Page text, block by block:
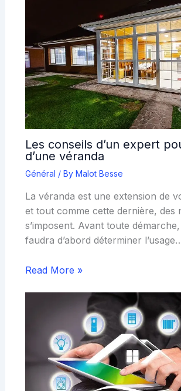
Les conseils d’un expert
d’une véranda
Général / By Malot Besse
La véranda est une extension de
et tout comme cette dernière, des
s’imposent. Avant toute
faudra d’abord déterminer
Read More »